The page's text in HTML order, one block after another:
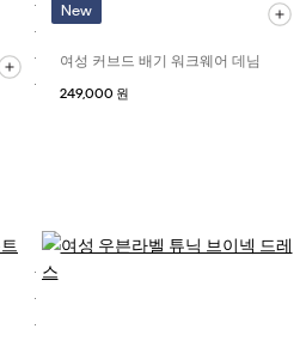
New
여성 커브드 배기 워크웨어 데님
249,000 원